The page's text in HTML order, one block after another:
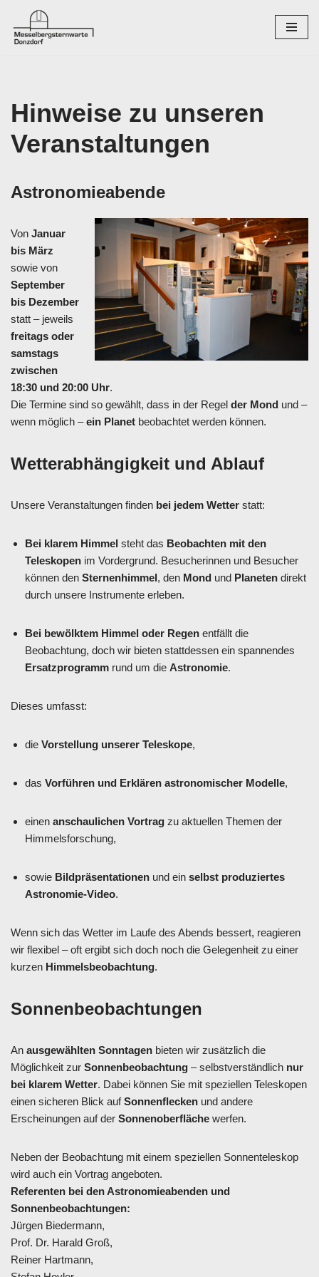
Zum
Hinweise zu unseren
Veranstaltungen
Astronomieabende
Von Januar
bis März
sowie von
September
bis Dezember
statt – jeweils
freitags oder
samstags
zwischen
18:30 und 20:00 Uhr.
Die Termine sind so gewählt, dass in der Regel der Mond und –
wenn möglich –ein Planet beobachtet werden können.
Wetterabhängigkeit und Ablauf
Unsere Veranstaltungen finden bei jedem Wetter statt:
Bei klarem Himmel steht das Beobachten mit den
Teleskopen im Vordergrund. Besucherinnen und Besucher
können den Sternenhimmel, den Mond und Planeten direkt
durch unsere Instrumente erleben.
Bei bewölktem Himmel oder Regen entfällt die
Beobachtung, doch wir bieten stattdessen ein spannendes
Ersatzprogramm rund um die Astronomie.
Dieses umfasst:
die Vorstellung unserer Teleskope,
das Vorführen und Erklären astronomischer Modelle,
einen anschaulichen Vortrag zu aktuellen Themen der
Himmelsforschung,
sowie Bildpräsentationen und ein selbst produziertes
Astronomie-Video.
Wenn sich das Wetter im Laufe des Abends bessert, reagieren
wir flexibel – oft ergibt sich doch noch die Gelegenheit zu einer
kurzen Himmelsbeobachtung.
Sonnenbeobachtungen
An ausgewählten Sonntagen bieten wir zusätzlich die
Möglichkeit zur Sonnenbeobachtung – selbstverständlich nur
bei klarem Wetter. Dabei können Sie mit speziellen Teleskopen
einen sicheren Blick aufSonnenflecken und andere
Erscheinungen auf der Sonnenoberfläche werfen.
Neben der Beobachtung mit einem speziellen Sonnenteleskop
wird auch ein Vortrag angeboten.
Referenten bei den Astronomieabenden und
Sonnenbeobachtungen:
Jürgen Biedermann,
Prof. Dr. Harald Groß,
Reiner Hartmann,